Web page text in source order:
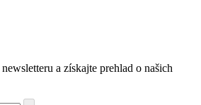
a získajte prehlad o našich